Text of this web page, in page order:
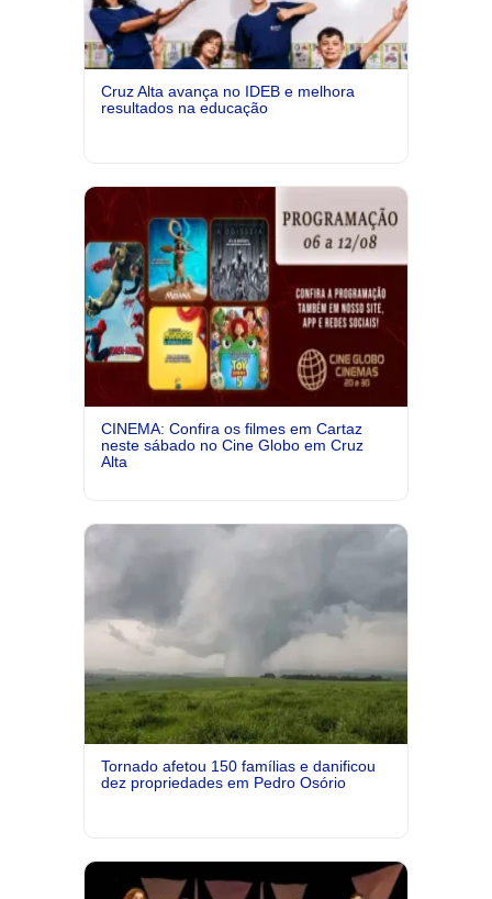
Cruz Alta avança no IDEB e melhora
resultados na educação
CINEMA: Confira os filmes em Cartaz
neste sábado no Cine Globo em Cruz
Alta
Tornado afetou 150 famílias e danificou
dez propriedades em Pedro Osório